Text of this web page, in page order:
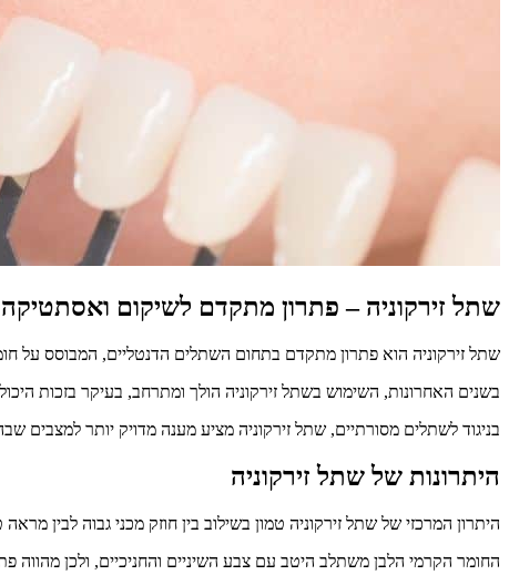
שתל זירקוניה – פתרון מתקדם לשיקום
שתל זירקוניה הוא פתרון מתקדם בתחום השתלים הדנטליים, המבוסס על
בשנים האחרונות, השימוש בשתל זירקוניה הולך ומתרחב, בעיקר בזכות
בניגוד לשתלים מסורתיים, שתל זירקוניה מציע מענה מדויק יותר
היתרונות של שתל זירקוניה
היתרון המרכזי של שתל זירקוניה טמון בשילוב בין חוזק מכני גבוה לבין
החומר הקרמי הלבן משתלב היטב עם צבע השיניים והחניכיים, ולכן מהווה